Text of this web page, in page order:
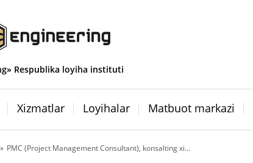
Respublika loyiha instituti
Xizmatlar Loyihalar Matbuot markazi
PMC (Project Management Consultant), konsalting xi...